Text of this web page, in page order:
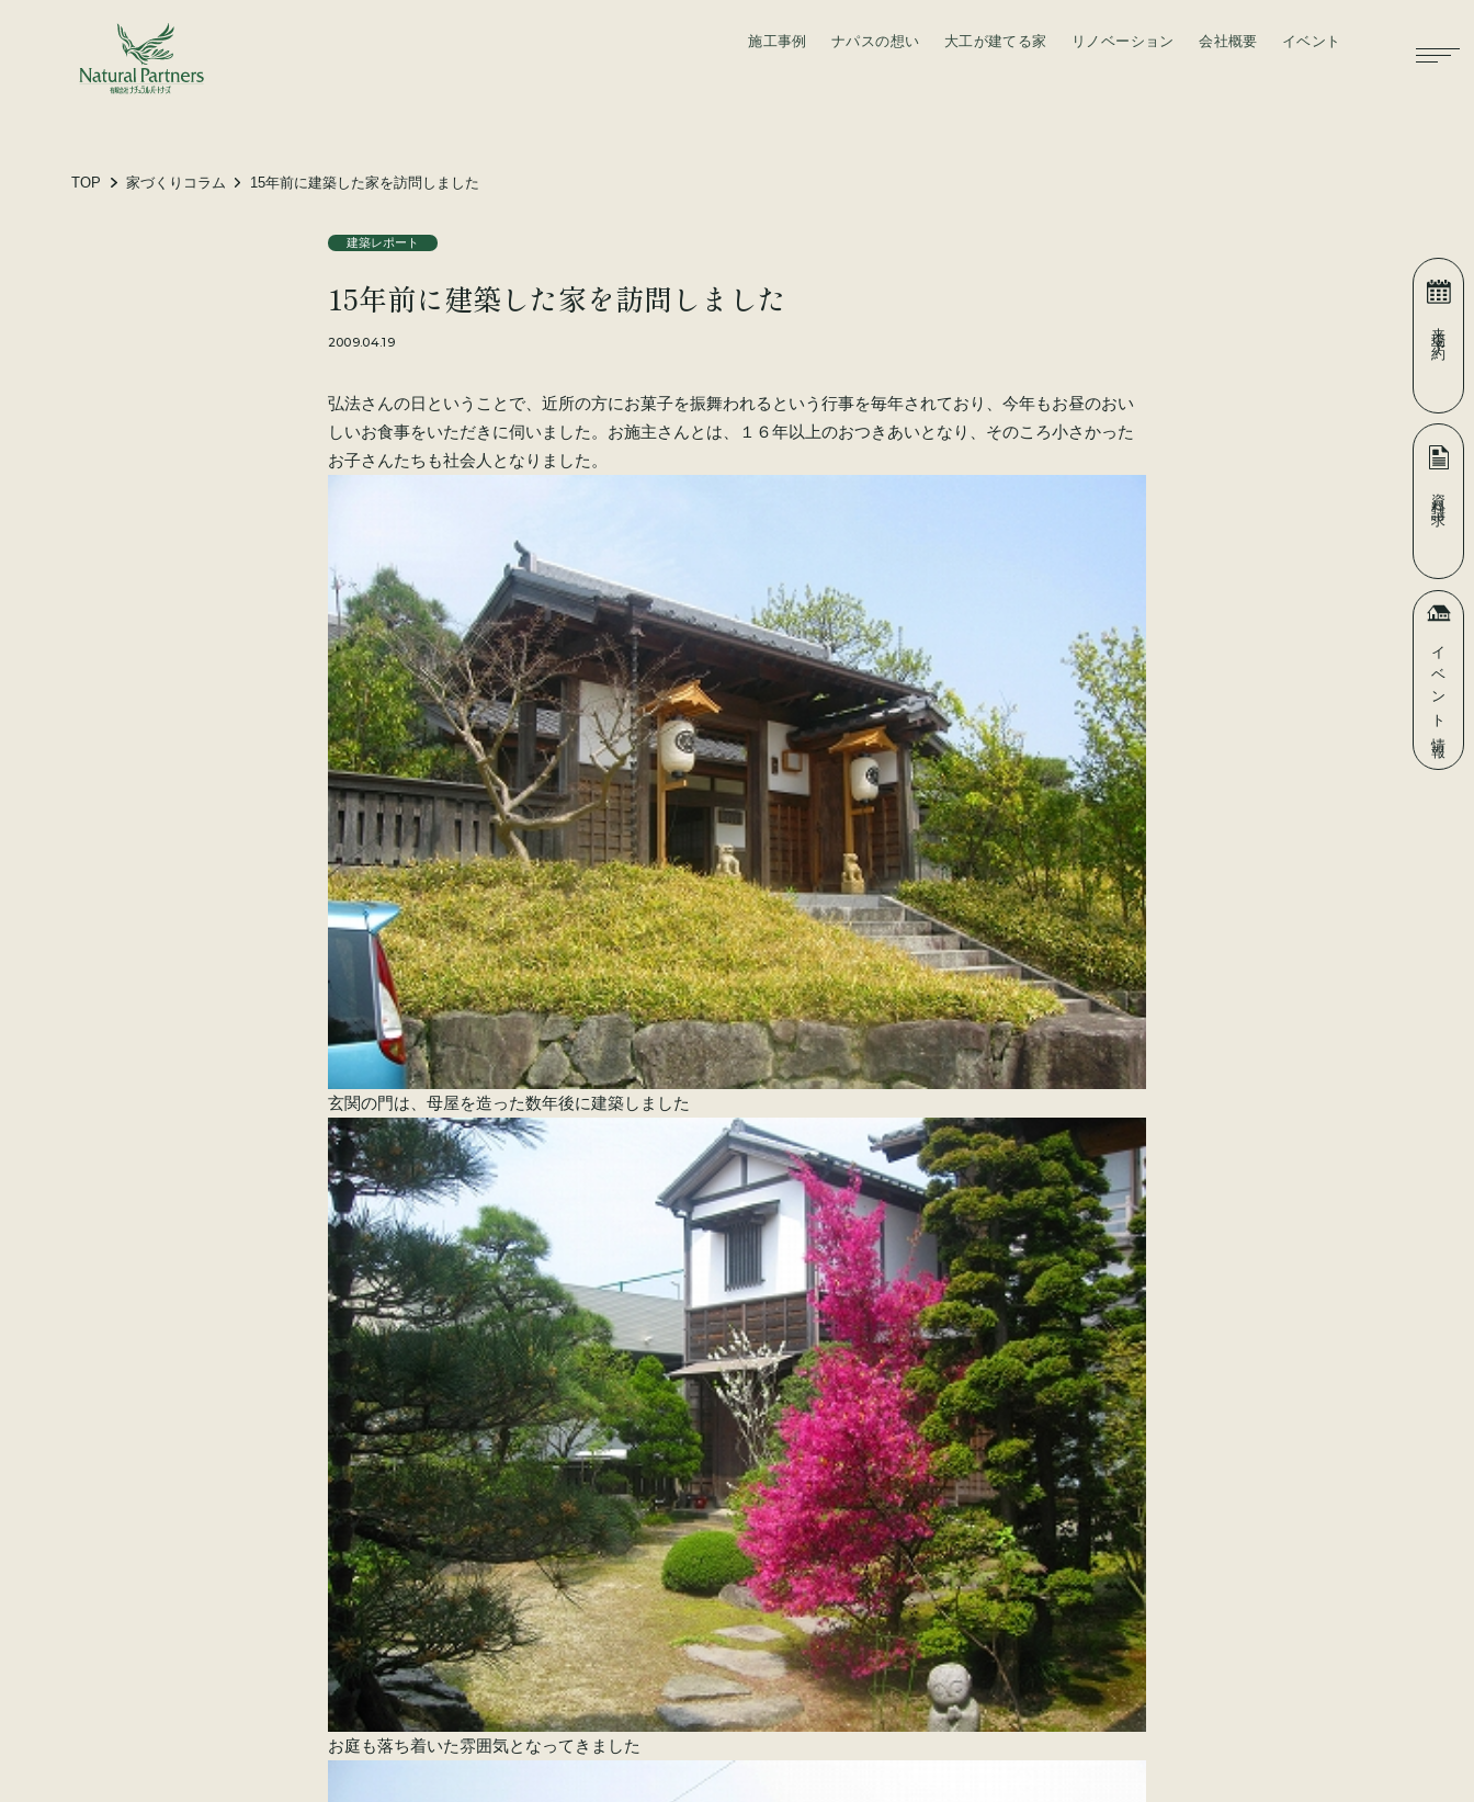
施工事例 ナパスの想い 大工が建てる家 リノベーション 会社概要 イベント
TOP 家づくりコラム 15年前に建築した家を訪問しました
建築レポート
15年前に建築した家を訪問しました
2009.04.19
弘法さんの日ということで、近所の方にお菓子を振舞われるという行事を毎年されており、今年もお昼のおい
しいお食事をいただきに伺いました。お施主さんとは、１６年以上のおつきあいとなり、そのころ小さかった
お子さんたちも社会人となりました。
玄関の門は、母屋を造った数年後に建築しました
お庭も落ち着いた雰囲気となってきました
会社概要
スタッフ紹介
来場予約
資料請求
イベント